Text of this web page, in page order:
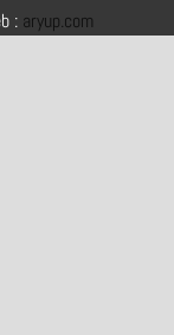
: aryup.com